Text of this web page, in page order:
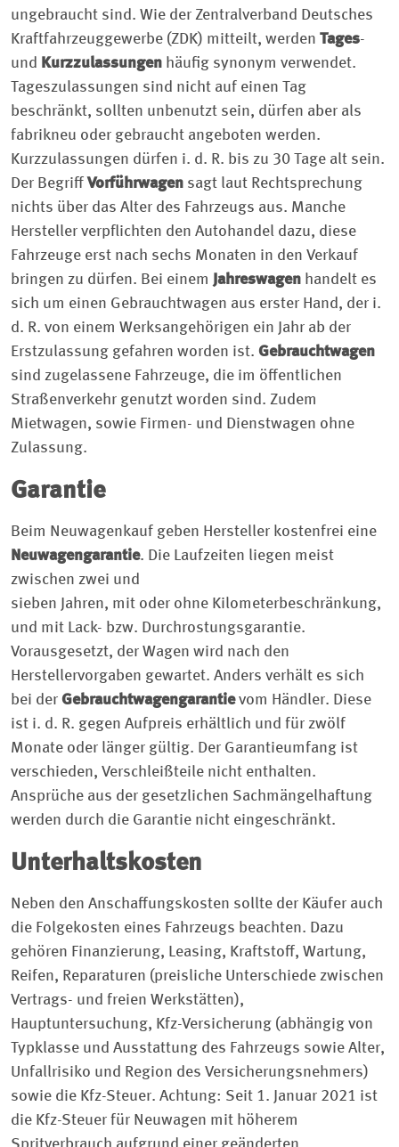
ungebraucht sind. Wie der Zentralverband Deutsches
Kraftfahrzeuggewerbe (ZDK) mitteilt, werden Tages-
und Kurzzulassungen häufig synonym verwendet.
Tageszulassungen sind nicht auf einen Tag
beschränkt, sollten unbenutzt sein, dürfen aber als
fabrikneu oder gebraucht angeboten werden.
Kurzzulassungen dürfen i. d. R. bis zu 30 Tage alt sein.
Der ­Begriff Vorführwagen sagt laut Rechtsprechung
nichts über das Alter des Fahrzeugs aus. Manche
Hersteller verpflichten den ­Autohandel dazu, diese
Fahrzeuge erst nach sechs Monaten in den Verkauf
bringen zu dürfen. Bei einem Jahreswagen handelt es
sich um einen Gebrauchtwagen aus erster Hand, der i.
d. R. von einem Werksangehörigen ein Jahr ab der
Erstzulassung gefahren worden ist. Gebrauchtwagen
sind zugelassene Fahrzeuge, die im öffentlichen
Straßenverkehr genutzt worden sind. Zudem
Mietwagen, sowie Firmen- und Dienstwagen ohne
Zulassung.
Garantie
Beim Neuwagenkauf geben Hersteller kostenfrei eine
Neuwagengarantie. Die Laufzeiten liegen meist
zwischen zwei und
sieben Jahren, mit oder ohne Kilometerbeschränkung,
und mit Lack- bzw. Durchrostungsgarantie.
Vorausgesetzt, der Wagen wird nach den
Herstellervorgaben gewartet. Anders verhält es sich
bei der Gebrauchtwagengarantievom Händler. Diese
ist i. d. R. gegen Aufpreis erhältlich und für zwölf
Monate oder länger gültig. Der Garantieumfang ist
verschieden, Verschleißteile nicht enthalten.
Ansprüche aus der gesetzlichen Sachmängelhaftung
werden durch die Garantie nicht eingeschränkt.
Unterhaltskosten
Neben den Anschaffungskosten sollte der Käufer auch
die Folgekosten eines Fahrzeugs beachten. Dazu
gehören Finanzierung, Leasing, Kraftstoff, Wartung,
Reifen, Reparaturen (preisliche Unterschiede zwischen
Vertrags- und freien Werkstätten),
Hauptuntersuchung, Kfz-Versicherung (abhängig von
Typklasse und Ausstattung des Fahrzeugs sowie Alter,
Unfallrisiko und Region des Versicherungsnehmers)
sowie die Kfz-Steuer. Achtung: Seit 1. Januar 2021 ist
die Kfz-Steuer für Neuwagen mit höherem